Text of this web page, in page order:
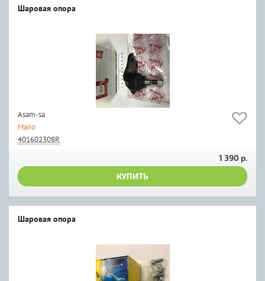
Шаровая опора
Asam-sa
Мало
401602308R
1 390 р.
КУПИТЬ
Шаровая опора